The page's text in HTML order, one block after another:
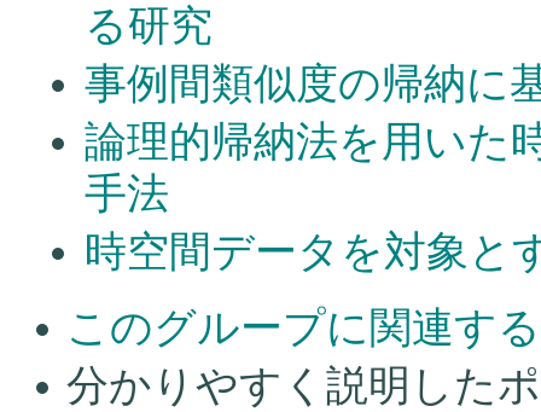
る研究
事例間類似度の帰納に
論理的帰納法を用いた
手法
時空間データを対象と
このグループに関連す
分かりやすく説明した